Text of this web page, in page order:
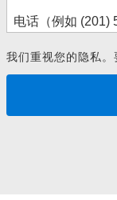
我们重视您的隐私